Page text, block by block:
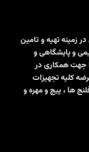
زمینه تهیه و تامین
و پایشگاهی و
جهت همکاری در
کلیه تجهیزات
ها ، پیچ و مهره و